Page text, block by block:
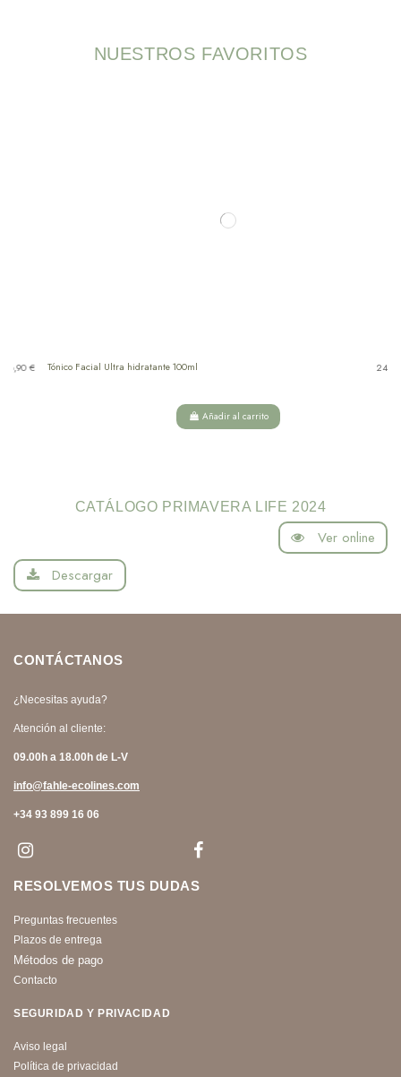
NUESTROS FAVORITOS
Tónico Facial Ultra hidratante 100ml 24,56 €
Añadir al carrito
CATÁLOGO PRIMAVERA LIFE 2024
Ver online
Descargar
CONTÁCTANOS
¿Necesitas ayuda?
Atención al cliente:
09.00h a 18.00h de L-V
info@fahle-ecolines.com
+34 93 899 16 06
RESOLVEMOS TUS DUDAS
Preguntas frecuentes
Plazos de entrega
Métodos de pago
Contacto
SEGURIDAD Y PRIVACIDAD
Aviso legal
Política de privacidad